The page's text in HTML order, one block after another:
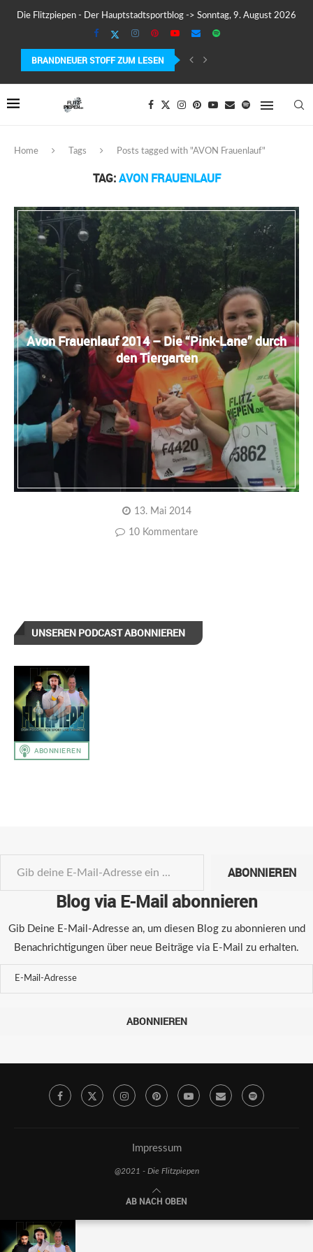
Die Flitzpiepen - Der Hauptstadtsportblog -> Sonntag, 9. August 2026
BRANDNEUER STOFF ZUM LESEN
COROS PACE 4 IM TEST – LEICHT, SCHNELL...
Home Tags Posts tagged with "AVON Frauenlauf"
TAG:AVON FRAUENLAUF
Avon Frauenlauf 2014 – Die “Pink-Lane” durch
den Tiergarten
13. Mai 2014
10 Kommentare
UNSEREN PODCAST ABONNIEREN
ABONNIEREN
Blog via E-Mail abonnieren
Gib Deine E-Mail-Adresse an, um diesen Blog zu abonnieren und
Benachrichtigungen über neue Beiträge via E-Mail zu erhalten.
ABONNIEREN
Impressum
@2021 - Die Flitzpiepen
AB NACH OBEN